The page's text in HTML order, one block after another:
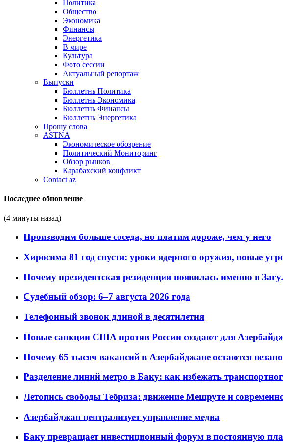
Политика
Общество
Экономика
Финансы
Энергетика
В мире
Культура
Фото сессии
Актуальный репортаж
Выпуски
Бюллетнь Политика
Бюллетнь Экономика
Бюллетнь Финансы
Бюллетнь Энергетика
Прошу слова
ASTNA
Экономическое обозрение
Политический Мониторинг
Обзор рынков
Карабахский конфликт
Contact az
Последнее обновление
(4 минуты назад)
Производим больше соседа, но платим дороже, чем у него
Хиросима 81 год спустя: уроки ядерного оружия, новые
Почему президентская резиденция появилась именно в
Судебный обзор: 6–7 августа 2026 года
Телефонный звонок длиной в десятилетия
Новые санкции США против России создают для
Почему 65 тысяч вакансий в Азербайджане остаются
Разделение линий метро в Баку: как избежать
Летопись свободы Тебриза: движение Мешруте и
Азербайджан централизует управление медиа
Баку превращает инвестиционный форум в постоянную